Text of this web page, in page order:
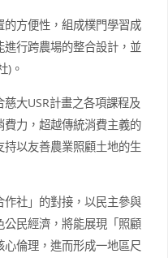
方便性，組成樸門學習成
行跨農場的整合設計，並
)。
大USR計畫之各項課程及
力，超越傳統消費主義的
以友善農業照顧土地的生
社」的對接，以民主參與
民經濟，將能展現「照顧
倫理，進而形成一地區尺